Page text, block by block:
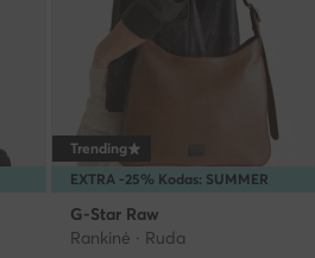
EXTRA -25% Kodas: SUMMER
Trending
G-Star Raw
Rankinė · Ruda